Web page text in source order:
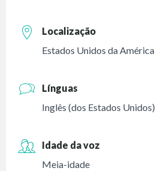
Localização
Estados Unidos da América
Línguas
Inglês (dos Estados Unidos)
Idade da voz
Meia-idade